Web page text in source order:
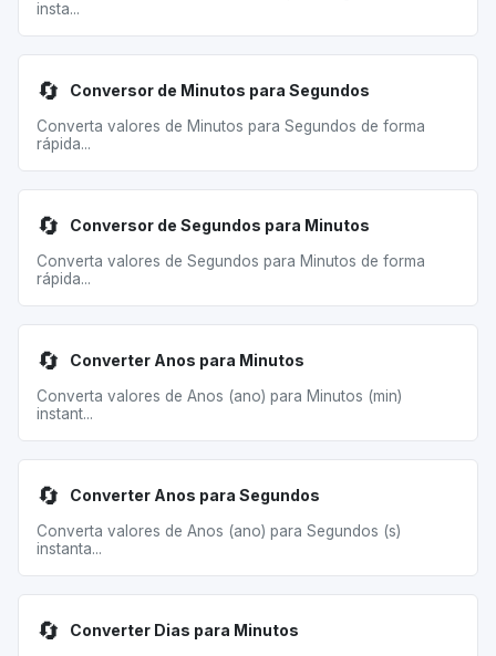
insta...
🔄 Conversor de Minutos para Segundos
Converta valores de Minutos para Segundos de forma
rápida...
🔄 Conversor de Segundos para Minutos
Converta valores de Segundos para Minutos de forma
rápida...
🔄 Converter Anos para Minutos
Converta valores de Anos (ano) para Minutos (min)
instant...
🔄 Converter Anos para Segundos
Converta valores de Anos (ano) para Segundos (s)
instanta...
🔄 Converter Dias para Minutos